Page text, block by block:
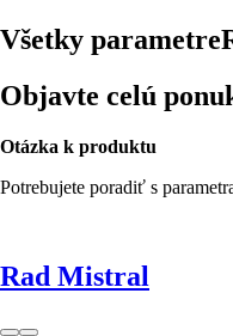
Všetky parametre
Objavte celú
Otázka k produktu
Potrebujete poradiť s
Rad Mistral